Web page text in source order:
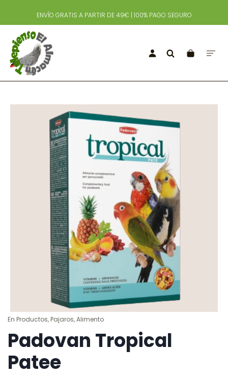
ENVÍO GRATIS A PARTIR DE 49€ | 100% PAGO SEGURO
En Productos, Pajaros,Alimento
Padovan Tropical
Patee